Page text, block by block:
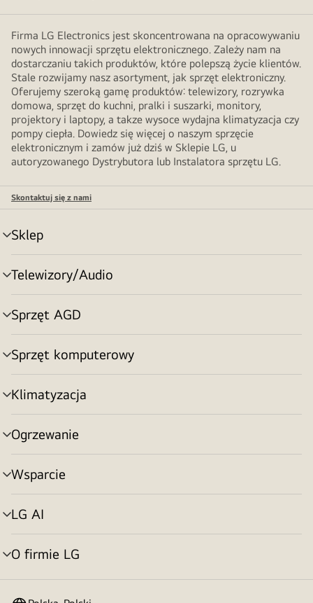
Firma LG Electronics jest skoncentrowana na opracowywaniu
nowych innowacji sprzętu elektronicznego. Zależy nam na
dostarczaniu takich produktów, które polepszą życie klientów.
Stale rozwijamy nasz asortyment, jak sprzęt elektroniczny.
Oferujemy szeroką gamę produktów: telewizory, rozrywka
domowa, sprzęt do kuchni, pralki i suszarki, monitory,
projektory i laptopy, a takze wysoce wydajna klimatyzacja czy
pompy ciepła. Dowiedz się więcej o naszym sprzęcie
elektronicznym i zamów już dziś w Sklepie LG, u
autoryzowanego Dystrybutora lub Instalatora sprzętu LG.
Skontaktuj się z nami
Sklep
Przełącznik
menu
Telewizory/Audio
Przełącznik
menu
Sprzęt AGD
Przełącznik
menu
Sprzęt komputerowy
Przełącznik
menu
Klimatyzacja
Przełącznik
menu
Ogrzewanie
Przełącznik
menu
Wsparcie
Przełącznik
menu
LG AI
Przełącznik
menu
O firmie LG
Przełącznik